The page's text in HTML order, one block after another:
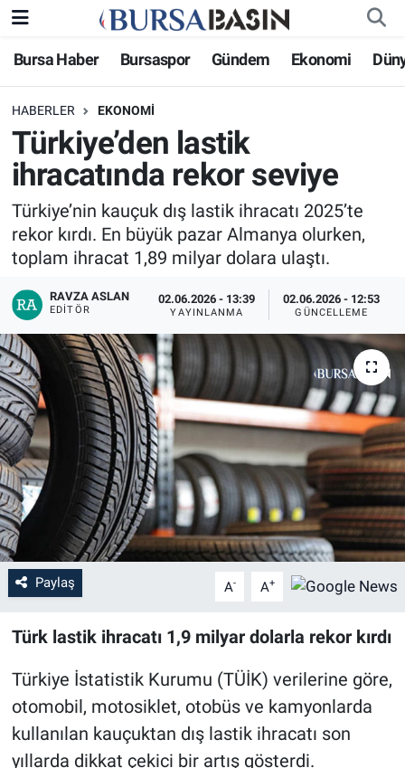
Bursa Haber Bursaspor Gündem Ekonomi
HABERLER EKONOMI
Türkiye’den lastik
ihracatında rekor seviye
Türkiye’nin kauçuk dış lastik ihracatı 2025’te
rekor kırdı. En büyük pazar Almanya olurken,
toplam ihracat 1,89 milyar dolara ulaştı.
RAVZA ASLAN
EDITÖR
02.06.2026 - 13:39
YAYINLANMA
02.06.2026 - 12:53
GÜNCELLEME
Paylaş A- A+
Türk lastik ihracatı 1,9 milyar dolarla rekor kırdı
Türkiye İstatistik Kurumu (TÜİK) verilerine göre,
otomobil, motosiklet, otobüs ve kamyonlarda
kullanılan kauçuktan dış lastik ihracatı son
yıllarda dikkat çekici bir artış gösterdi.
Bursa Haber
Genel
Politika
Bilim, Teknoloji
KÜLTÜR-SANAT
Yerel
Bursaspor
Gündem
Sağlık
Eğitim
Ekonomi
Dünya
Magazin
Siyaset
Yaşam
Bursa Nöbetçi Eczaneler
Bursa Hava Durumu
Bursa Namaz Vakitleri
Bursa Trafik Yoğunluk Haritası
Süper Lig Puan Durumu ve Fikstür
Tüm Manşetler
Son Dakika Haberleri
Haber Arşivi